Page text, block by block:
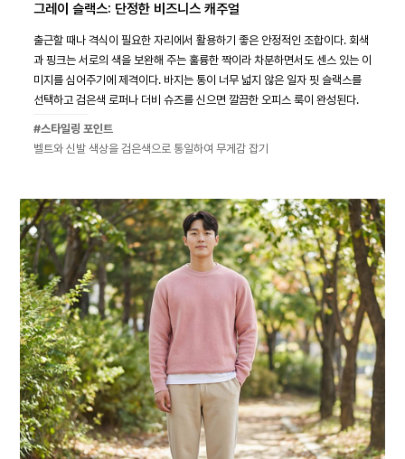
그레이 슬랙스: 단정한 비즈니스 캐주얼
출근할 때나 격식이 필요한 자리에서 활용하기 좋은 안정적인 조합이다. 회색
과 핑크는 서로의 색을 보완해 주는 훌륭한 짝이라 차분하면서도 센스 있는 이
미지를 심어주기에 제격이다. 바지는 통이 너무 넓지 않은 일자 핏 슬랙스를
선택하고 검은색 로퍼나 더비 슈즈를 신으면 깔끔한 오피스 룩이 완성된다.
#스타일링 포인트
벨트와 신발 색상을 검은색으로 통일하여 무게감 잡기